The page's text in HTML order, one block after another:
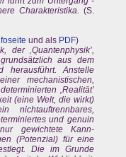
Charakteristika. (S.
und als PDF)
der ‚Quantenphysik’,
aus dem
herausführt. Anstelle
mechanistischen,
‚Realität’
(eine Welt, die wirkt)
nichtauftrennbares,
und genuin
gewichtete Kann-
(Potenzial) für eine
Die im Grunde